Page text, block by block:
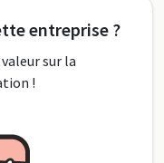
entreprise ?
sur la
!